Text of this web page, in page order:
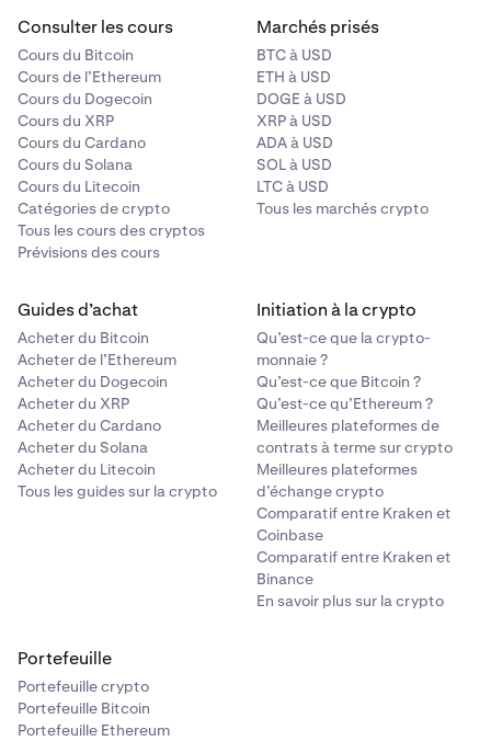
Consulter les cours
Cours du Bitcoin
Cours de l’Ethereum
Cours du Dogecoin
Cours du XRP
Cours du Cardano
Cours du Solana
Cours du Litecoin
Catégories de crypto
Tous les cours des cryptos
Prévisions des cours
Marchés prisés
BTC à USD
ETH à USD
DOGE à USD
XRP à USD
ADA à USD
SOL à USD
LTC à USD
Tous les marchés crypto
Guides d’achat
Acheter du Bitcoin
Acheter de l’Ethereum
Acheter du Dogecoin
Acheter du XRP
Acheter du Cardano
Acheter du Solana
Acheter du Litecoin
Tous les guides sur la crypto
Initiation à la crypto
Qu’est-ce que la crypto-
monnaie ?
Qu’est-ce que Bitcoin ?
Qu’est-ce qu’Ethereum ?
Meilleures plateformes de
contrats à terme sur crypto
Meilleures plateformes
d’échange crypto
Comparatif entre Kraken et
Coinbase
Comparatif entre Kraken et
Binance
En savoir plus sur la crypto
Portefeuille
Portefeuille crypto
Portefeuille Bitcoin
Portefeuille Ethereum